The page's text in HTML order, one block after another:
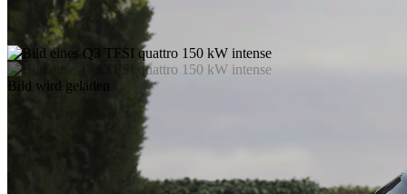
Bild wird geladen